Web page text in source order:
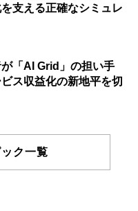
支える正確なシミュレ
「AI Grid」の担い手
ス収益化の新地平を切
ク一覧